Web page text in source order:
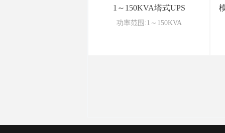
1～150KVA塔式UPS
功率范围:1～150KVA